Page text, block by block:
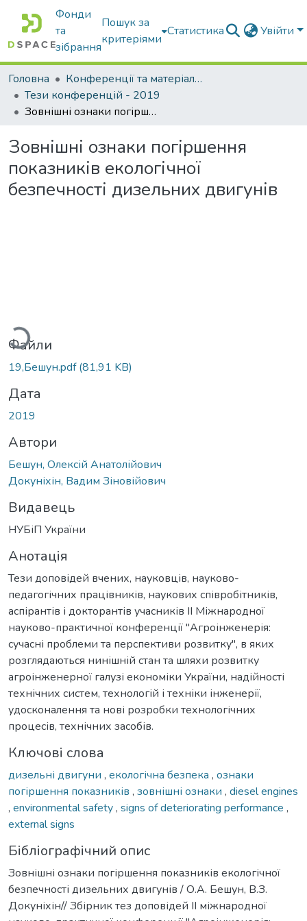
Фонди
та
зібрання
Пошук за
критеріями
Статистика Увійти
Головна
Конференції та матеріали конференцій
Тези конференцій - 2019
Зовнішні ознаки погіршення показників екологічної безпечності дизельних двигунів
Зовнішні ознаки погіршення
показників екологічної
безпечності дизельних двигунів
Файли
19,Бешун.pdf(81,91 KB)
Дата
2019
Автори
Бешун, Олексій Анатолійович
Докуніхін, Вадим Зіновійович
Видавець
НУБіП України
Анотація
Тези доповідей вчених, науковців, науково-
педагогічних працівників, наукових співробітників,
аспірантів і докторантів учасників ІІ Міжнародної
науково-практичної конференції "Агроінженерія:
сучасні проблеми та перспективи розвитку", в яких
розглядаються нинішній стан та шляхи розвитку
агроінженерної галузі економіки України, надійності
технічних систем, технологій і техніки інженерії,
удосконалення та нові розробки технологічних
процесів, технічних засобів.
Ключові слова
дизельні двигуни , екологічна безпека , ознаки
погіршення показників , зовнішні ознаки , diesel engines
, environmental safety, signs of deteriorating performance ,
external signs
Бібліографічний опис
Зовнішні ознаки погіршення показників екологічної
безпечності дизельних двигунів / О.А. Бешун, В.З.
Докуніхін// Збірник тез доповідей ІІ міжнародної